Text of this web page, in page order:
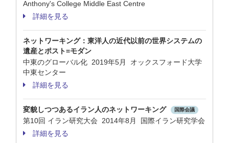
Anthony's College Middle East Centre
詳細を見る
ネットワーキング：東洋人の近代以前の世界システムの
遺産とポスト=モダン
中東のグローバル化 2019年5月 オックスフォード大学
中東センター
詳細を見る
変貌しつつあるイラン人のネットワーキング 国際会議
第10回 イラン研究大会 2014年8月 国際イラン研究学会
詳細を見る